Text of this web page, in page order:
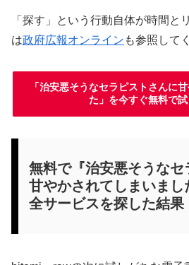
「探す」という行動自体が時間と
は政府広報オンライン も参照して
「治安悪そうなセラピストさんに
た」を今すぐ無料で試
無料で『治安悪そうなセ
甘やかされてしまいまし
全サービスを探した結果